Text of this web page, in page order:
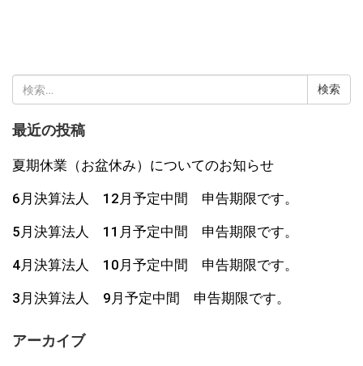
検
最近の投稿
夏期休業（お盆休み）についてのお知らせ
6月決算法人 12月予定中間 申告期限です。
5月決算法人 11月予定中間 申告期限です。
4月決算法人 10月予定中間 申告期限です。
3月決算法人 9月予定中間 申告期限です。
アーカイブ